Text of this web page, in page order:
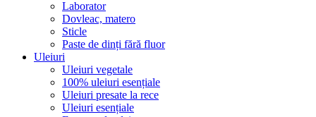
Laborator
Dovleac, matero
Sticle
Paste de dinți fără fluor
Uleiuri
Uleiuri vegetale
100% uleiuri esențiale
Uleiuri presate la rece
Uleiuri esențiale